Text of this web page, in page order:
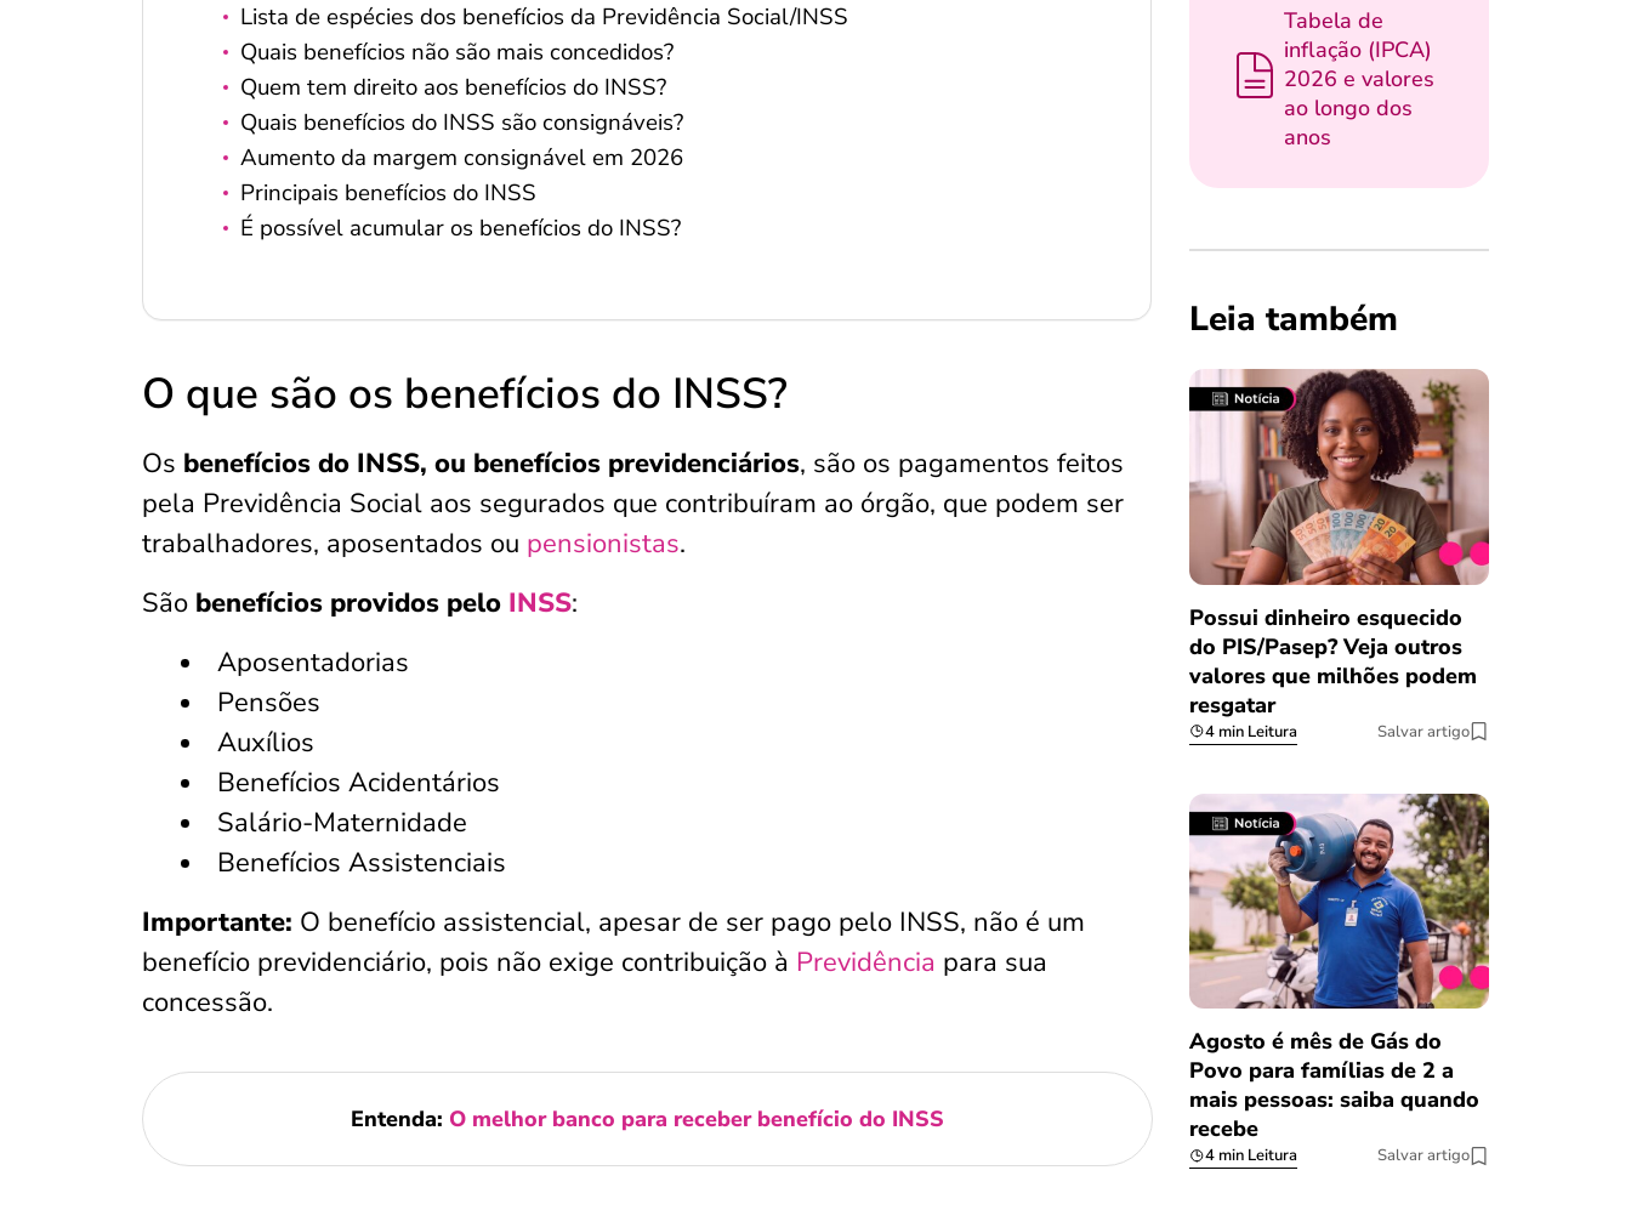
Lista de espécies dos benefícios da Previdência Social/INSS
Quais benefícios não são mais concedidos?
Quem tem direito aos benefícios do INSS?
Quais benefícios do INSS são consignáveis?
Aumento da margem consignável em 2026
Principais benefícios do INSS
É possível acumular os benefícios do INSS?
O que são os benefícios do INSS?
Os benefícios do INSS, ou benefícios previdenciários, são os pagamentos feitos
pela Previdência Social aos segurados que contribuíram ao órgão, que podem ser
trabalhadores, aposentados ou pensionistas.
São benefícios providos pelo INSS:
Aposentadorias
Pensões
Auxílios
Benefícios Acidentários
Salário-Maternidade
Benefícios Assistenciais
Importante: O benefício assistencial, apesar de ser pago pelo INSS, não é um
benefício previdenciário, pois não exige contribuição à Previdência para sua
concessão.
Entenda: O melhor banco para receber benefício do INSS
Tabela de
inflação (IPCA)
2026 e valores
ao longo dos
anos
Leia também
Possui dinheiro esquecido
do PIS/Pasep? Veja outros
valores que milhões podem
resgatar
4 min Leitura Salvar artigo
Agosto é mês de Gás do
Povo para famílias de 2 a
mais pessoas: saiba quando
recebe
4 min Leitura Salvar artigo